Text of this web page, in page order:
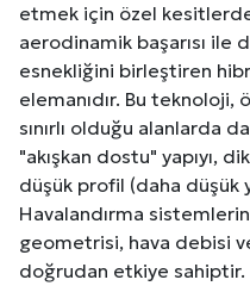
etmek için özel
aerodinamik başarısı ile
esnekliğini birleştiren
elemanıdır. Bu teknoloji,
sınırlı olduğu alanlarda
"akışkan dostu" yapıyı,
düşük profil (daha düşük
Havalandırma
geometrisi, hava debisi
doğrudan etkiye sahiptir.